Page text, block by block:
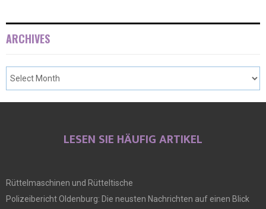
ARCHIVES
LESEN SIE HÄUFIG ARTIKEL
Rüttelmaschinen und Rütteltische
Polizeibericht Oldenburg: Die neusten Nachrichten auf einen Blick